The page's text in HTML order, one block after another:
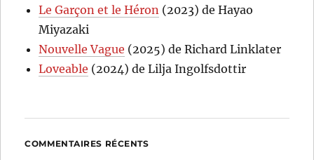
Le Garçon et le Héron (2023) de Hayao
Miyazaki
Nouvelle Vague (2025) de Richard Linklater
Loveable (2024) de Lilja Ingolfsdottir
COMMENTAIRES RÉCENTS